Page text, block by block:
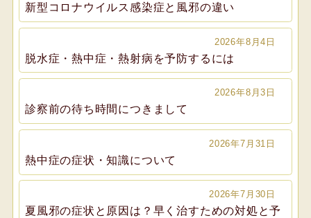
新型コロナウイルス感染症と風邪の違い
2026年8月4日
脱水症・熱中症・熱射病を予防するには
2026年8月3日
診察前の待ち時間につきまして
2026年7月31日
熱中症の症状・知識について
2026年7月30日
夏風邪の症状と原因は？早く治すための対処と予